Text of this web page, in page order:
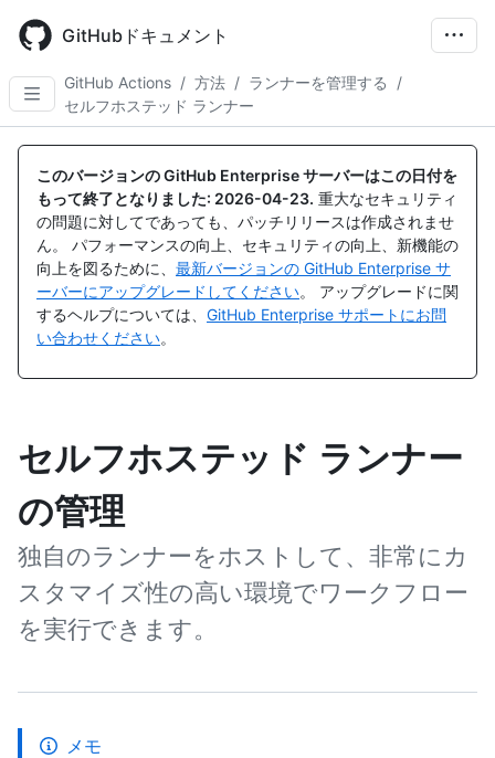
main
content
GitHubドキュメント
GitHub Actions / 方法 / ランナーを管理する
/
セルフホステッド ランナー
このバージョンの GitHub Enterprise サーバーはこの日付を
もって終了となりました: 2026-04-23. 重大なセキュリティ
の問題に対してであっても、パッチリリースは作成されませ
ん。 パフォーマンスの向上、セキュリティの向上、新機能の
向上を図るために、 最新バージョンの GitHub Enterprise サ
ーバーにアップグレードしてください。 アップグレードに関
するヘルプについては、 GitHub Enterprise サポートにお問
い合わせください。
セルフホステッド ランナー
の管理
独自のランナーをホストして、非常にカ
スタマイズ性の高い環境でワークフロー
を実行できます。
メモ